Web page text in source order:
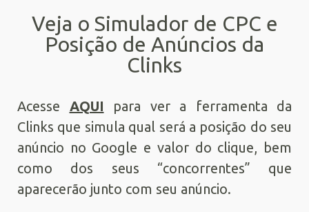
Veja o Simulador de CPC e
Posição de Anúncios da
Clinks
Acesse AQUI para ver a ferramenta da
Clinks que simula qual será a posição do seu
anúncio no Google e valor do clique, bem
como dos seus “concorrentes” que
aparecerão junto com seu anúncio.